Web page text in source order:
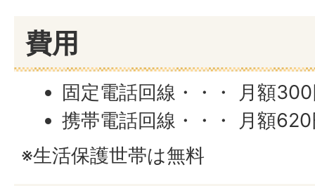
費用
固定電話回線・・・ 月額
携帯電話回線・・・ 月額
※生活保護世帯は無料